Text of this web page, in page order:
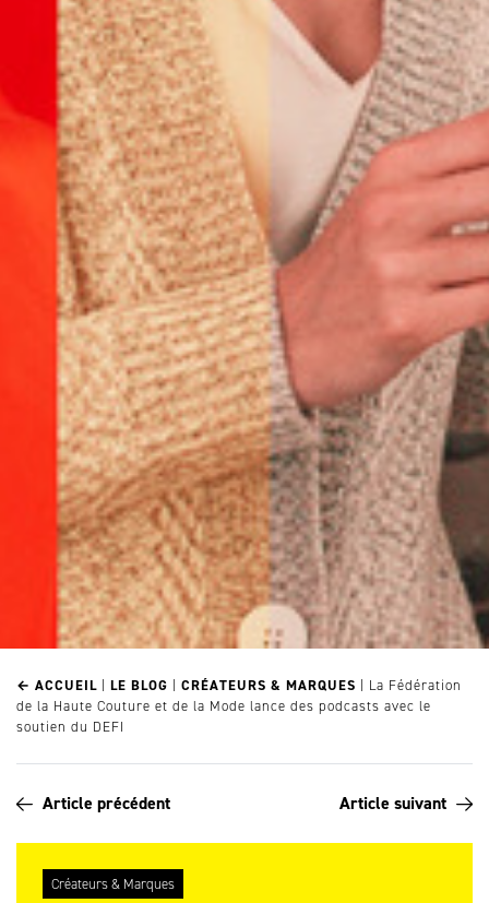
← ACCUEIL | LE BLOG | CRÉATEURS & MARQUES | La Fédération
de la Haute Couture et de la Mode lance des podcasts avec le
soutien du DEFI
Article précédent Article suivant
Créateurs & Marques